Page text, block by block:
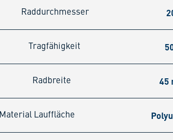
Raddurchmesser
Tragfähigkeit
Radbreite 45
Material Lauffläche